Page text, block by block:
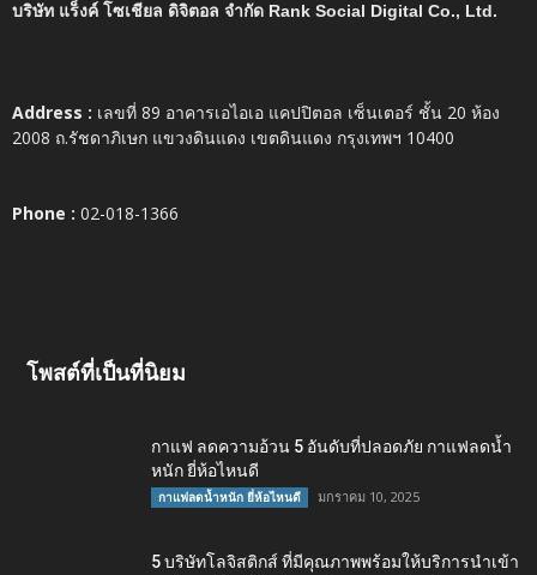
บริษัท แร็งค์ โซเชียล ดิจิตอล จำกัด Rank Social Digital Co., Ltd.
Address : เลขที่ 89 อาคารเอไอเอ แคปปิตอล เซ็นเตอร์ ชั้น 20 ห้อง
2008 ถ.รัชดาภิเษก แขวงดินแดง เขตดินแดง กรุงเทพฯ 10400
Phone : 02-018-1366
โพสต์ที่เป็นที่นิยม
กาแฟ ลดความอ้วน 5 อันดับที่ปลอดภัย กาแฟลดน้ำ
หนัก ยี่ห้อไหนดี
กาแฟลดน้ำหนัก ยี่ห้อไหนดี มกราคม 10, 2025
5 บริษัทโลจิสติกส์ ที่มีคุณภาพพร้อมให้บริการนำเข้า